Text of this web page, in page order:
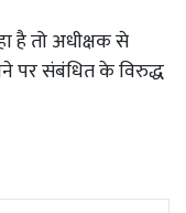
है तो अधीक्षक से
पर संबंधित के विरुद्ध